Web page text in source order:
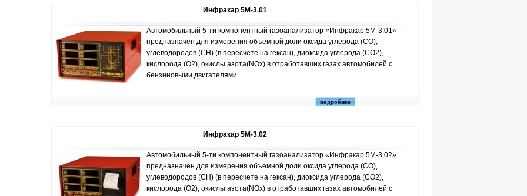
Инфракар 5М-3.01
Автомобильный 5-ти компонентный газоанализатор «Инфракар 5М-3.01»
предназначен для измерения объемной доли оксида углерода (СО),
углеводородов (CН) (в пересчете на гексан), диоксида углерода (СО2),
кислорода (О2), окислы азота(NOx) в отработавших газах автомобилей с
бензиновыми двигателями.
подробнее
Инфракар 5М-3.02
Автомобильный 5-ти компонентный газоанализатор «Инфракар 5М-3.02»
предназначен для измерения объемной доли оксида углерода (СО),
углеводородов (CН) (в пересчете на гексан), диоксида углерода (СО2),
кислорода (О2), окислы азота(NOx) в отработавших газах автомобилей с